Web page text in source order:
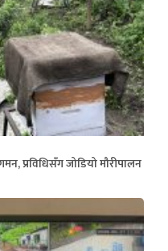
प्रविधिसँग जोडियो मौरीपालन